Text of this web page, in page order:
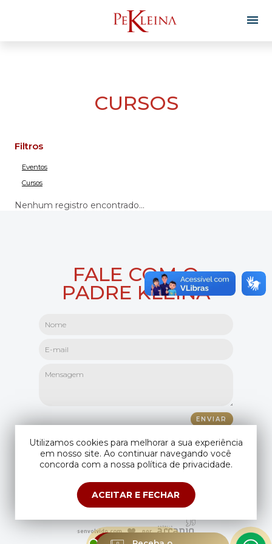
Utilizamos cookies para melhorar a sua experiência
em nosso site. Ao continuar navegando você
concorda com a nossa política de privacidade.
ACEITAR E FECHAR
CURSOS
Filtros
Eventos
Cursos
Nenhum registro encontrado...
FALE COM O
PADRE KLEINA
Copyright © Padre Kleina. Todos os direitos reservados.
Compartilhando seus dados você aceita os
termos de uso